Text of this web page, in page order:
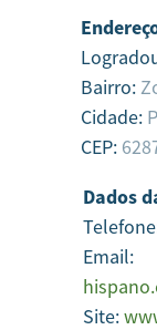
Bairro:
Cidade:
CEP:
Dados
Email:
Site: